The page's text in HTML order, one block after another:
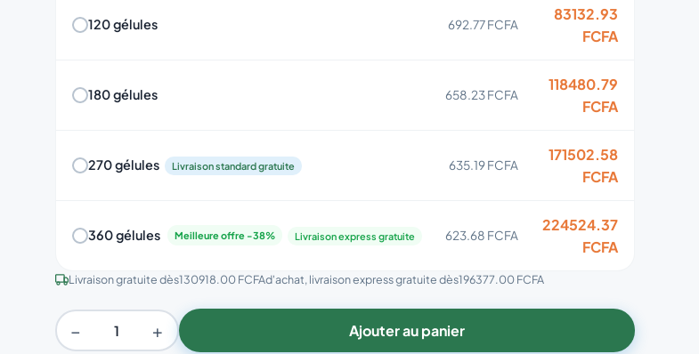
120 gélules 692.77 FCFA
83132.93
FCFA
180 gélules 658.23 FCFA
118480.79
FCFA
270 gélules Livraison standard gratuite 635.19 FCFA
171502.58
FCFA
360 gélules Meilleure offre -38% Livraison express gratuite 623.68 FCFA
224524.37
FCFA
Livraison gratuite dès130918.00 FCFAd'achat, livraison express gratuite dès196377.00 FCFA
− + Ajouter au panier